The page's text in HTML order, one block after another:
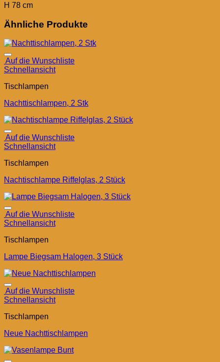
H 78 cm
Ähnliche Produkte
Auf die Wunschliste
Schnellansicht
Tischlampen
Nachttischlampen, 2 Stk
Auf die Wunschliste
Schnellansicht
Tischlampen
Nachtischlampe Riffelglas, 2 Stück
Auf die Wunschliste
Schnellansicht
Tischlampen
Lampe Biegsam Halogen, 3 Stück
Auf die Wunschliste
Schnellansicht
Tischlampen
Neue Nachttischlampen